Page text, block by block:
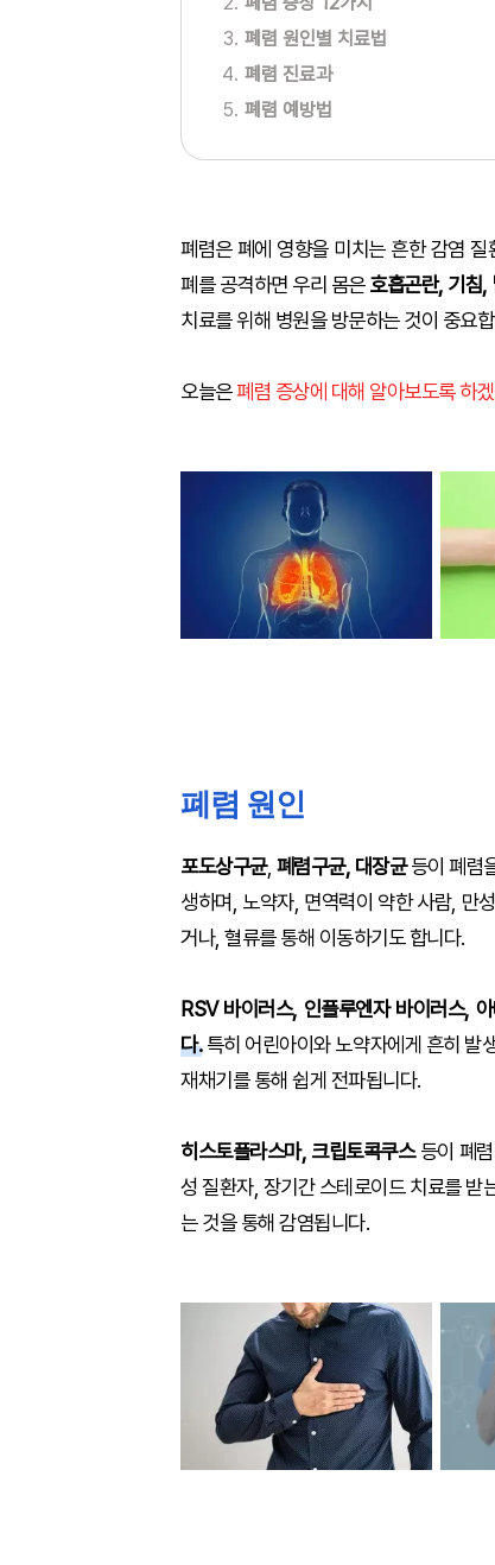
폐렴 원인별 치료법
폐렴 진료과
폐렴 예방법
폐렴은 폐에 영향을 미치는 흔한 감염
폐를 공격하면 우리 몸은호흡곤란, 기침,
치료를 위해 병원을 방문하는 것이 중요
오늘은폐렴 증상에 대해 알아보도록 하
폐렴 원인
포도상구균, 폐렴구균, 대장균등이 폐렴
생하며, 노약자, 면역력이 약한 사람, 만
거나, 혈류를 통해 이동하기도 합니다.
RSV 바이러스, 인플루엔자 바이러스,
다.특히 어린아이와 노약자에게 흔히 발
재채기를 통해 쉽게 전파됩니다.
히스토플라스마, 크립토콕쿠스등이 폐
성 질환자, 장기간 스테로이드 치료를 받
는 것을 통해 감염됩니다.